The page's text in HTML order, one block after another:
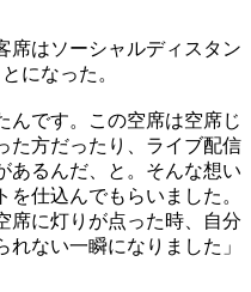
席はソーシャルディスタン
になった。
んです。この空席は空席じ
た方だったり、ライブ配信
あるんだ、と。そんな想い
仕込んでもらいました。
席に灯りが点った時、自分
ない一瞬になりました」